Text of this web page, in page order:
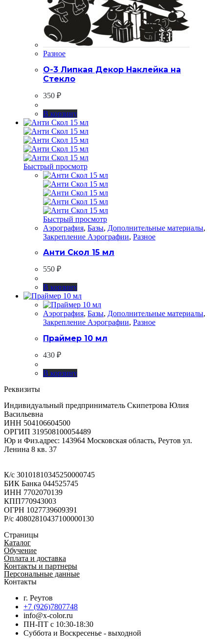
Разное
О-3 Липкая Декор Наклейка на
Стекло
350 ₽
В корзину
Быстрый просмотр
Быстрый просмотр
Аэрография, Базы, Дополнительные материалы,
Закрепление Аэрографии, Разное
Анти Скол 15 мл
550 ₽
В корзину
Аэрография, Базы, Дополнительные материалы,
Закрепление Аэрографии, Разное
Праймер 10 мл
430 ₽
В корзину
Реквизиты
Индивидуальный предприниматель Скипетрова Юлия
Васильевна
ИНН 504106604500
ОРГИП 319508100054489
Юр и Физ.адрес: 143964 Московская область, Реутов ул.
Ленина 8 кв. 37
К/с 30101810345250000745
БИК Банка 044525745
ИНН 7702070139
КПП770943003
ОГРН 1027739609391
Р/с 40802810437100000130
Страницы
Каталог
Обучение
Оплата и доставка
Контакты и партнеры
Персональные данные
Контакты
г. Реутов
+7 (926)7807748
info@x-color.ru
ПН-ПТ с 10:30-18:30
Суббота и Воскресенье - выходной